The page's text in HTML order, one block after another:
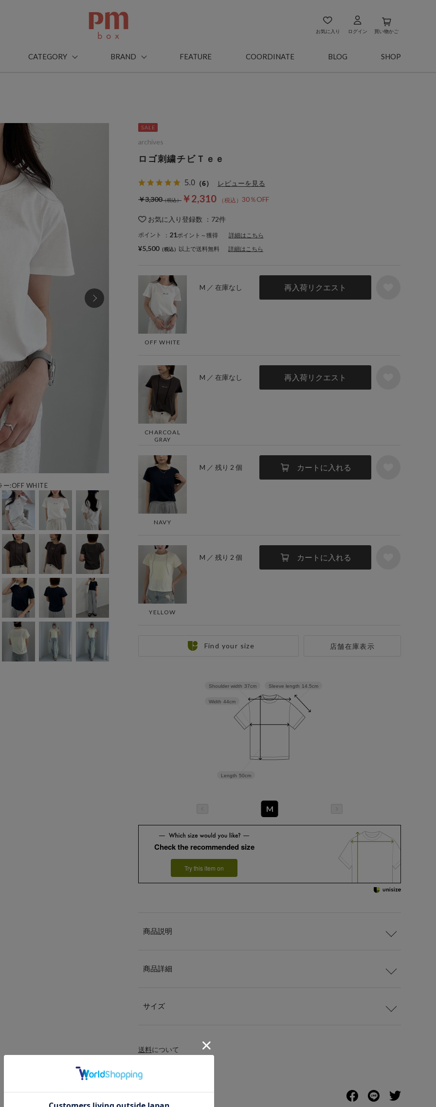
お気に入り ログイン 買い物かご
CATEGORY BRAND FEATURE COORDINATE BLOG SHOP
:OFF WHITE
ロゴ刺繍チビＴｅｅ
5.0 （6） レビューを見る
￥2,310 30％OFF
￥3,300
お気に入り登録数 ： 72件
ポイント ： 21ポイント～獲得 詳細はこちら
OFF WHITE
M ／ 在庫なし 再入荷リクエスト
CHARCOAL
GRAY
M ／ 在庫なし 再入荷リクエスト
NAVY
M ／ 残り 2 個 カートに入れる
YELLOW
M ／ 残り 2 個 カートに入れる
店舗在庫表示
archives
¥5,500 以上で送料無料 詳細はこちら
Find your size
Sleeve length 14.5cm
Length 50cm
Width 44cm
Shoulder width 37cm
M
Check the recommended size
Try this item on
商品説明
商品詳細
サイズ
送料について